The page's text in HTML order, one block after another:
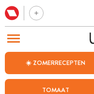
☀️ ZOMERRECEPTEN
TOMAAT
BEZOEK ONZE ANDERE WEBSITES